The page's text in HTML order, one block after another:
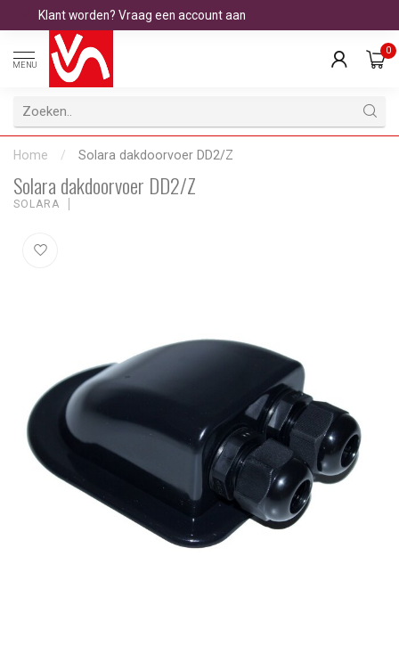
Klant worden? Vraag een account aan
MENU
0
Home / Solara dakdoorvoer DD2/Z
Solara dakdoorvoer DD2/Z
SOLARA